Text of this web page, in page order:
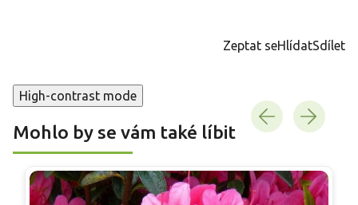
Zeptat seHlídatSdílet
High-contrast mode
Mohlo by se vám také líbit